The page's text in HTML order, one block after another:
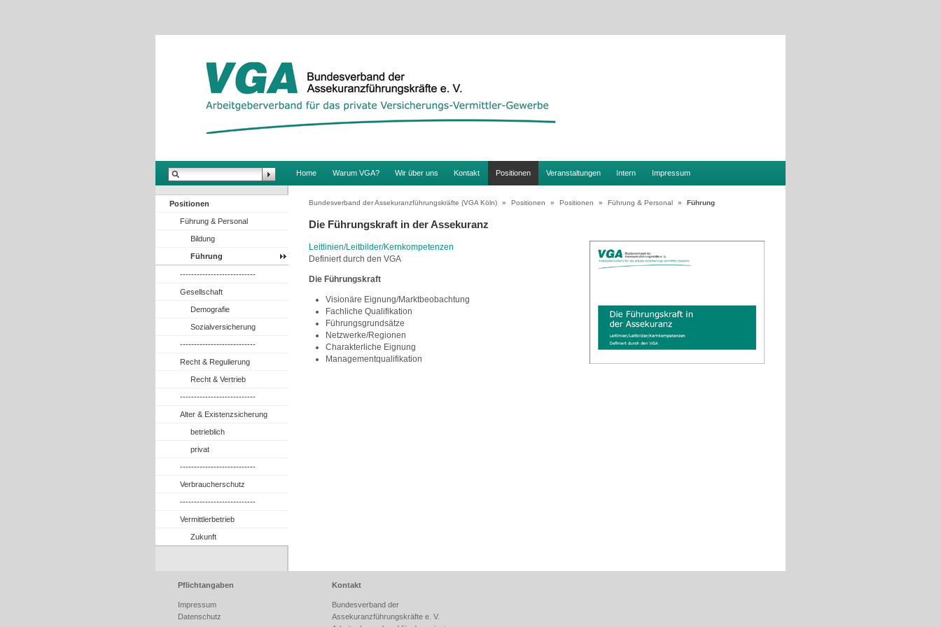
Home Warum VGA? Wir über uns Kontakt Positionen Veranstaltungen Intern Impressum
Positionen
Führung & Personal
Bildung
Führung
---------------------------
Gesellschaft
Demografie
Sozialversicherung
---------------------------
Recht & Regulierung
Recht & Vertrieb
---------------------------
Alter & Existenzsicherung
betrieblich
privat
---------------------------
Verbraucherschutz
---------------------------
Vermittlerbetrieb
Zukunft
Bundesverband der Assekuranzführungskräfte (VGA Köln) » Positionen » Positionen » Führung & Personal » Führung
Die Führungskraft in der Assekuranz
Leitlinien/Leitbilder/Kernkompetenzen
Definiert durch den VGA
Die Führungskraft
Visionäre Eignung/Marktbeobachtung
Fachliche Qualifikation
Führungsgrundsätze
Netzwerke/Regionen
Charakterliche Eignung
Managementqualifikation
Pflichtangaben
Impressum
Datenschutz
Kontakt
Bundesverband der
Assekuranzführungskräfte e. V.